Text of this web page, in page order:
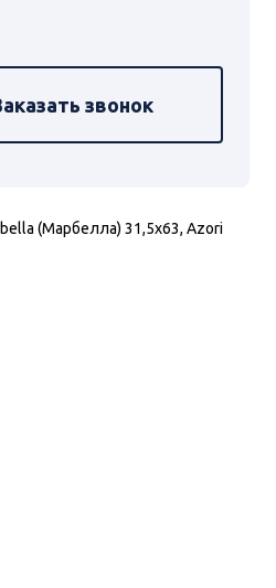
звонок
(Марбелла) 31,5х63, Azori